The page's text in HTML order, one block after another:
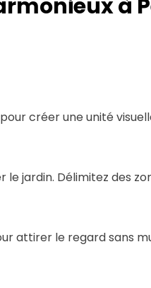
à
créer une unité
jardin. Délimitez des
attirer le regard sans